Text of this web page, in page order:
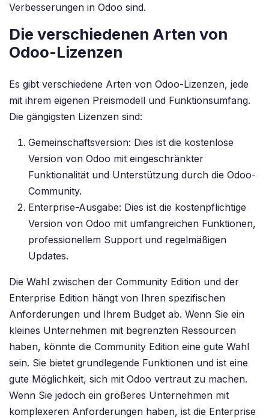
Verbesserungen in Odoo sind.
Die verschiedenen Arten von
Odoo-Lizenzen
Es gibt verschiedene Arten von Odoo-Lizenzen, jede
mit ihrem eigenen Preismodell und Funktionsumfang.
Die gängigsten Lizenzen sind:
Gemeinschaftsversion: Dies ist die kostenlose
Version von Odoo mit eingeschränkter
Funktionalität und Unterstützung durch die Odoo-
Community.
Enterprise-Ausgabe: Dies ist die kostenpflichtige
Version von Odoo mit umfangreichen Funktionen,
professionellem Support und regelmäßigen
Updates.
Die Wahl zwischen der Community Edition und der
Enterprise Edition hängt von Ihren spezifischen
Anforderungen und Ihrem Budget ab. Wenn Sie ein
kleines Unternehmen mit begrenzten Ressourcen
haben, könnte die Community Edition eine gute Wahl
sein. Sie bietet grundlegende Funktionen und ist eine
gute Möglichkeit, sich mit Odoo vertraut zu machen.
Wenn Sie jedoch ein größeres Unternehmen mit
komplexeren Anforderungen haben, ist die Enterprise